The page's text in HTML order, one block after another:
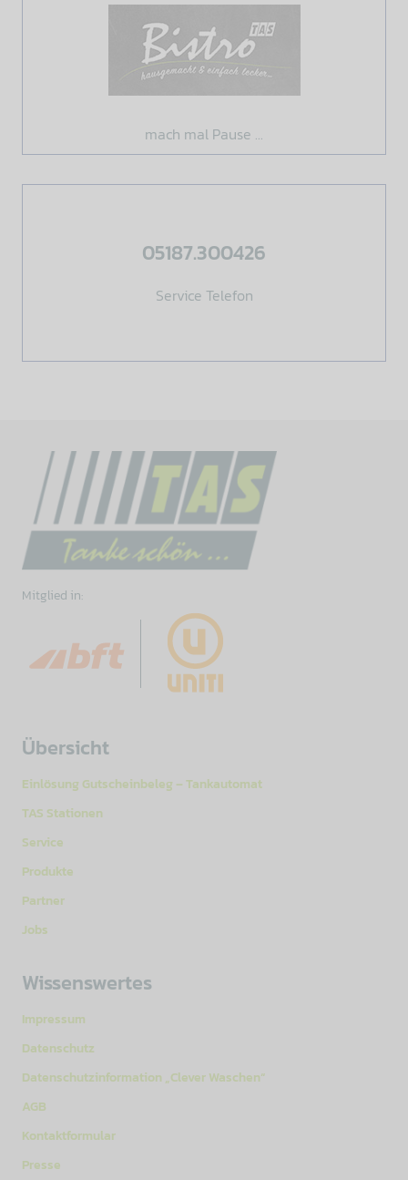
mach mal Pause ...
05187.300426
Service Telefon
Mitglied in:
Übersicht
Einlösung Gutscheinbeleg – Tankautomat
TAS Stationen
Service
Produkte
Partner
Jobs
Wissenswertes
Impressum
Datenschutz
Datenschutzinformation „Clever Waschen“
AGB
Kontaktformular
Presse